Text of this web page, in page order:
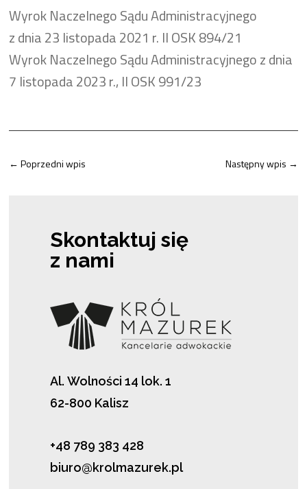
Wyrok Naczelnego Sądu Administracyjnego
z dnia 23 listopada 2021 r. II OSK 894/21
Wyrok Naczelnego Sądu Administracyjnego z dnia
7 listopada 2023 r., II OSK 991/23
←Poprzedni wpis Następny wpis →
Skontaktuj się
z nami
Al. Wolności 14 lok. 1
62-800 Kalisz
+48 789 383 428
biuro@krolmazurek.pl